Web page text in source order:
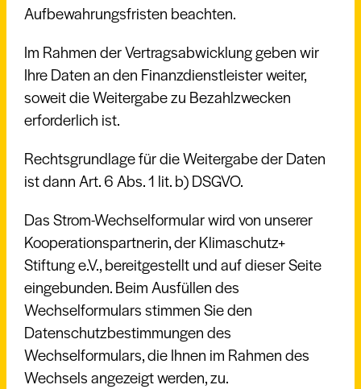
Aufbewahrungsfristen beachten.
Im Rahmen der Vertragsabwicklung geben wir
Ihre Daten an den Finanzdienstleister weiter,
soweit die Weitergabe zu Bezahlzwecken
erforderlich ist.
Rechtsgrundlage für die Weitergabe der Daten
ist dann Art. 6 Abs. 1 lit. b) DSGVO.
Das Strom-Wechselformular wird von unserer
Kooperationspartnerin, der Klimaschutz+
Stiftung e.V., bereitgestellt und auf dieser Seite
eingebunden. Beim Ausfüllen des
Wechselformulars stimmen Sie den
Datenschutzbestimmungen des
Wechselformulars, die Ihnen im Rahmen des
Wechsels angezeigt werden, zu.